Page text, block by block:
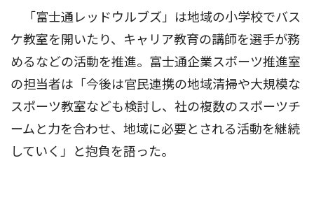
「富士通レッドウルブズ」は地域の小学校でバス
ケ教室を開いたり、キャリア教育の講師を選手が務
めるなどの活動を推進。富士通企業スポーツ推進室
の担当者は「今後は官民連携の地域清掃や大規模な
スポーツ教室なども検討し、社の複数のスポーツチ
ームと力を合わせ、地域に必要とされる活動を継続
していく」と抱負を語った。